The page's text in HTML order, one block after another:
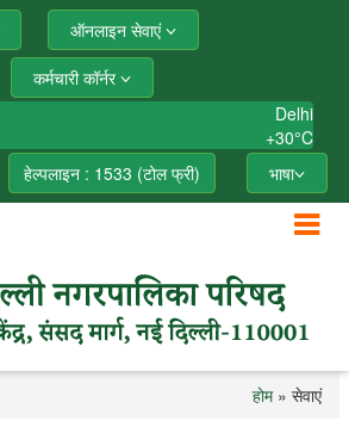
ऑनलाइन सेवाएं
कर्मचारी कॉर्नर
Delhi
+30°C
हेल्पलाइन : 1533 (टोल फ्री)
भाषा
होम» सेवाएं